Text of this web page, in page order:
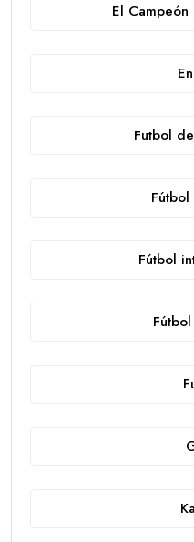
El
Futbol
Fútbol